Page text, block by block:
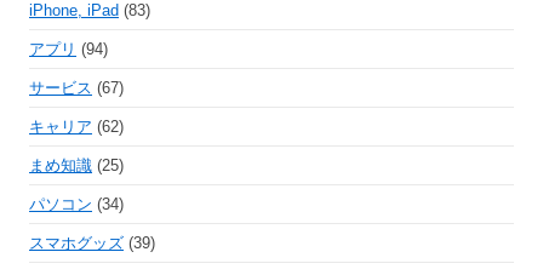
iPhone, iPad (83)
アプリ (94)
サービス (67)
キャリア (62)
まめ知識 (25)
パソコン (34)
スマホグッズ (39)